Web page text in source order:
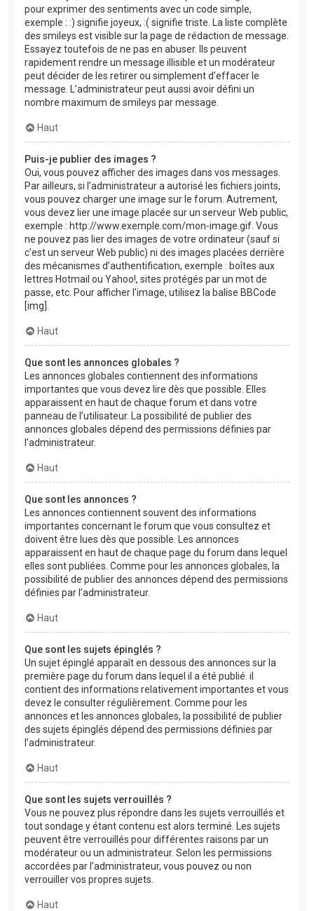
pour exprimer des sentiments avec un code simple,
exemple : :) signifie joyeux, :( signifie triste. La liste complète
des smileys est visible sur la page de rédaction de message.
Essayez toutefois de ne pas en abuser. Ils peuvent
rapidement rendre un message illisible et un modérateur
peut décider de les retirer ou simplement d’effacer le
message. L’administrateur peut aussi avoir défini un
nombre maximum de smileys par message.
Haut
Puis-je publier des images ?
Oui, vous pouvez afficher des images dans vos messages.
Par ailleurs, si l’administrateur a autorisé les fichiers joints,
vous pouvez charger une image sur le forum. Autrement,
vous devez lier une image placée sur un serveur Web public,
exemple : http://www.exemple.com/mon-image.gif. Vous
ne pouvez pas lier des images de votre ordinateur (sauf si
c’est un serveur Web public) ni des images placées derrière
des mécanismes d’authentification, exemple : boîtes aux
lettres Hotmail ou Yahoo!, sites protégés par un mot de
passe, etc. Pour afficher l’image, utilisez la balise BBCode
[img].
Haut
Que sont les annonces globales ?
Les annonces globales contiennent des informations
importantes que vous devez lire dès que possible. Elles
apparaissent en haut de chaque forum et dans votre
panneau de l’utilisateur. La possibilité de publier des
annonces globales dépend des permissions définies par
l’administrateur.
Haut
Que sont les annonces ?
Les annonces contiennent souvent des informations
importantes concernant le forum que vous consultez et
doivent être lues dès que possible. Les annonces
apparaissent en haut de chaque page du forum dans lequel
elles sont publiées. Comme pour les annonces globales, la
possibilité de publier des annonces dépend des permissions
définies par l’administrateur.
Haut
Que sont les sujets épinglés ?
Un sujet épinglé apparaît en dessous des annonces sur la
première page du forum dans lequel il a été publié. il
contient des informations relativement importantes et vous
devez le consulter régulièrement. Comme pour les
annonces et les annonces globales, la possibilité de publier
des sujets épinglés dépend des permissions définies par
l’administrateur.
Haut
Que sont les sujets verrouillés ?
Vous ne pouvez plus répondre dans les sujets verrouillés et
tout sondage y étant contenu est alors terminé. Les sujets
peuvent être verrouillés pour différentes raisons par un
modérateur ou un administrateur. Selon les permissions
accordées par l’administrateur, vous pouvez ou non
verrouiller vos propres sujets.
Haut